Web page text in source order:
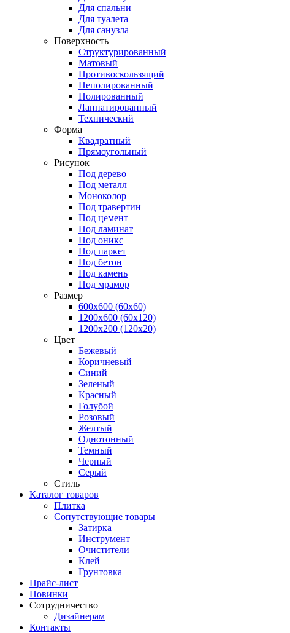
Для спальни
Для туалета
Для санузла
Поверхность
Структурированный
Матовый
Противоскользящий
Неполированный
Полированный
Лаппатированный
Технический
Форма
Квадратный
Прямоугольный
Рисунок
Под дерево
Под металл
Моноколор
Под травертин
Под цемент
Под ламинат
Под оникс
Под паркет
Под бетон
Под камень
Под мрамор
Размер
600х600 (60х60)
1200х600 (60х120)
1200х200 (120x20)
Цвет
Бежевый
Коричневый
Синий
Зеленый
Красный
Голубой
Розовый
Желтый
Однотонный
Темный
Черный
Серый
Стиль
Каталог товаров
Плитка
Сопутствующие товары
Затирка
Инструмент
Очистители
Клей
Грунтовка
Прайс-лист
Новинки
Сотрудничество
Дизайнерам
Контакты